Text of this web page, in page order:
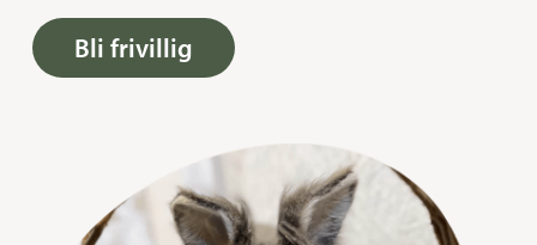
Bli frivillig